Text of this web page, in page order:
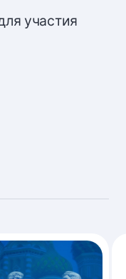
участия